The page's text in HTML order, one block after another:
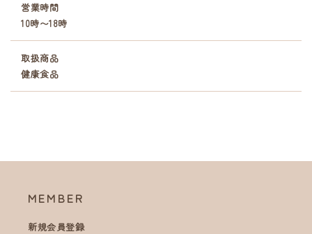
営業時間
10時〜18時
取扱商品
健康食品
MEMBER
新規会員登録